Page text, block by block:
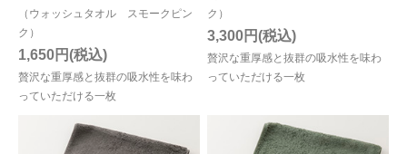
（ウォッシュタオル スモークピン
ク）
贅沢な重厚感と抜群の吸水性を味わ
っていただける一枚
1,650円
ク）
贅沢な重厚感と抜群の吸水性を味わ
っていただける一枚
3,300円